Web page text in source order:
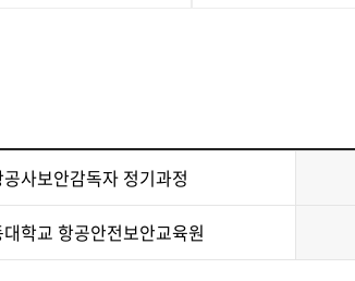
공사보안감독자 정기과정
학교 항공안전보안교육원